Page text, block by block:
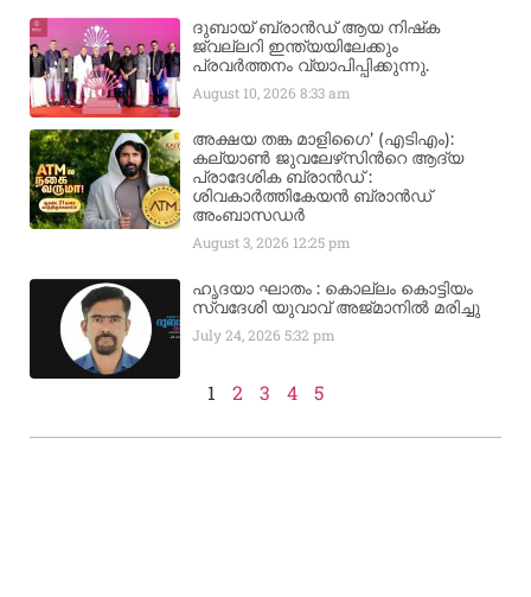
ദുബായ് ബ്രാൻഡ് ആയ നിഷ്‌ക
ജ്വല്ലറി ഇന്ത്യയിലേക്കും
പ്രവർത്തനം വ്യാപിപ്പിക്കുന്നു.
August 10, 20268:33 am
അക്ഷയ തങ്ക മാളിഗൈ’ (എടിഎം):
കല്യാണ്‍ ജുവലേഴ്‌സിന്‍റെ ആദ്യ
പ്രാദേശിക ബ്രാന്‍ഡ് :
ശിവകാര്‍ത്തികേയന്‍ ബ്രാന്‍ഡ്
അംബാസഡര്‍
August 3, 2026 12:25 pm
ഹൃദയാ ഘാതം : കൊല്ലം കൊട്ടിയം
സ്വദേശി യുവാവ് അജ്മാനിൽ മരിച്ചു
July 24, 20265:32 pm
1 2 3 4 5